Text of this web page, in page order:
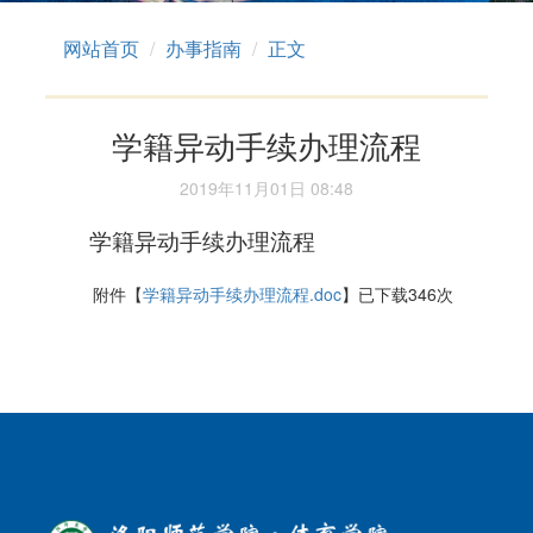
网站首页 办事指南 正文
学籍异动手续办理流程
2019年11月01日 08:48
学籍异动手续办理流程
附件【学籍异动手续办理流程.doc】已下载346次